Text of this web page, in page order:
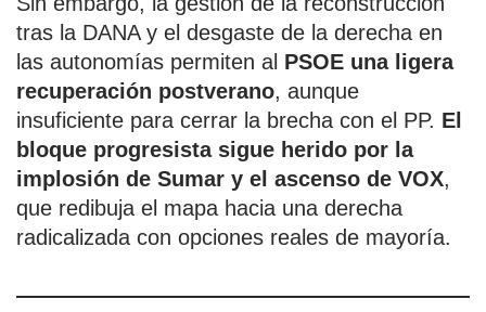
tras la DANA y el desgaste de la derecha en
las autonomías permiten al PSOE una ligera
recuperación postverano, aunque
insuficiente para cerrar la brecha con el PP. El
bloque progresista sigue herido por la
implosión de Sumar y el ascenso de VOX,
que redibuja el mapa hacia una derecha
radicalizada con opciones reales de mayoría.